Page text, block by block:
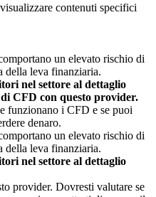
contenuti specifici
un elevato rischio di
della leva finanziaria.
nel settore al dettaglio
CFD con questo provider.
funzionano i CFD e se puoi
denaro.
un elevato rischio di
della leva finanziaria.
nel settore al dettaglio
provider. Dovresti valutare se